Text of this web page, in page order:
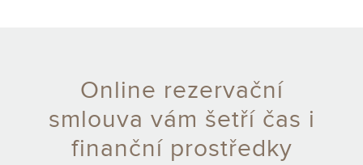
Online rezervační
smlouva vám šetří čas i
finanční prostředky